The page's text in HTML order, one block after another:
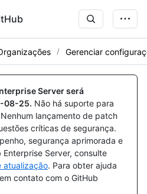
Gerenciar
Server será
08-25. Não há suporte para
lançamento de patch
críticas de segurança.
segurança aprimorada e
Server, consulte
atualização. Para obter ajuda
contato com o GitHub